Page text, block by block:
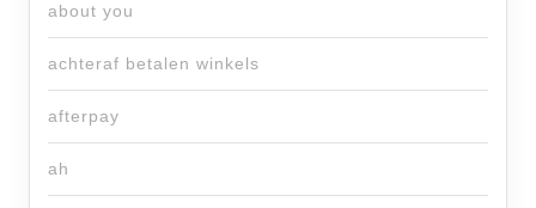
about you
achteraf betalen winkels
afterpay
ah